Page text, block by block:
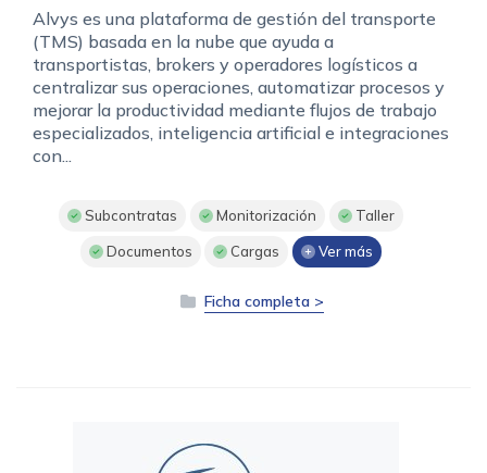
Alvys es una plataforma de gestión del transporte
(TMS) basada en la nube que ayuda a
transportistas, brokers y operadores logísticos a
centralizar sus operaciones, automatizar procesos y
mejorar la productividad mediante flujos de trabajo
especializados, inteligencia artificial e integraciones
con...
Subcontratas Monitorización Taller
Documentos Cargas Ver más
Ficha completa >